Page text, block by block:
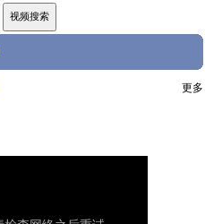
更多